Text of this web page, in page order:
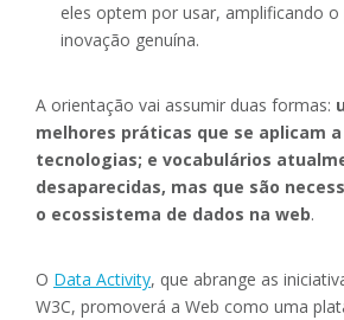
eles optem por usar, amplificando o
inovação genuína.
A orientação vai assumir duas formas:
melhores práticas que se aplicam
tecnologias; e vocabulários
desaparecidas, mas que são
o ecossistema de dados na web.
O Data Activity, que abrange as
W3C, promoverá a Web como uma